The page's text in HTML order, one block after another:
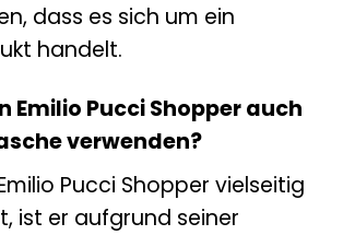
dass es sich um ein
handelt.
Emilio Pucci Shopper auch
verwenden?
Pucci Shopper vielseitig
ist er aufgrund seiner